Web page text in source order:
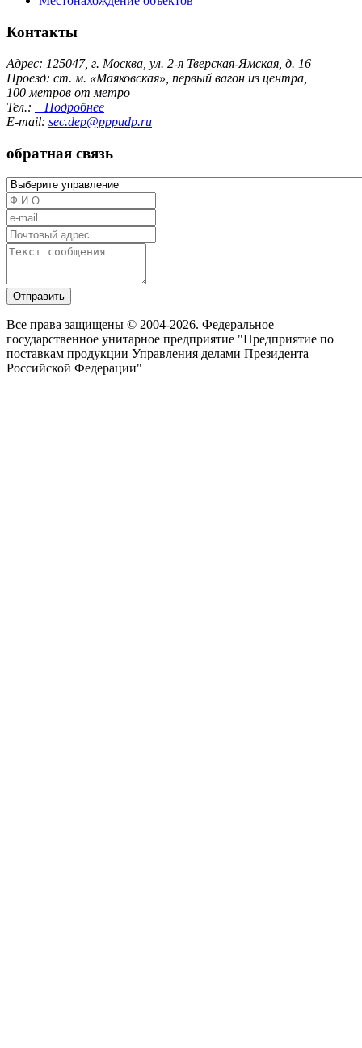
Контакты
Адрес: 125047, г. Москва, ул. 2-я Тверская-Ямская, д. 16
Проезд: ст. м. «Маяковская», первый вагон из центра,
100 метров от метро
Тел.:
Подробнее
E-mail: sec.dep@pppudp.ru
обратная связь
Отправить
Все права защищены © 2004-2026. Федеральное
государственное унитарное предприятие "Предприятие по
поставкам продукции Управления делами Президента
Российской Федерации"